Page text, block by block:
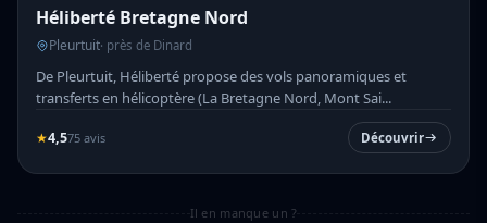
Héliberté Bretagne Nord
Pleurtuit· près de Dinard
De Pleurtuit, Héliberté propose des vols panoramiques et
transferts en hélicoptère (La Bretagne Nord, Mont Sai...
★4,575 avis Découvrir
Il en manque un ?